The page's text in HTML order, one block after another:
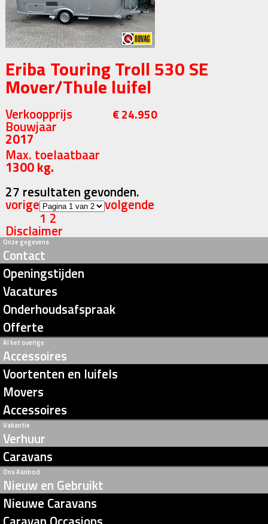
Eriba Touring Troll 530 SE
Mover/Thule luifel
Verkoopprijs € 24.950
Bouwjaar
2017
Max. toelaatbaar
1300 kg.
27 resultaten gevonden.
vorige
12
volgende
Disclaimer
Onze gegevens
Contact
Openingstijden
Vacatures
Onderhoudsafspraak
Offerte
Al het overige
Accessoires
Voortenten en luifels
Movers
Accessoires
Vakantie
Verhuur
Caravans
Ons Aanbod
Nieuw en Gebruikt
Nieuwe Caravans